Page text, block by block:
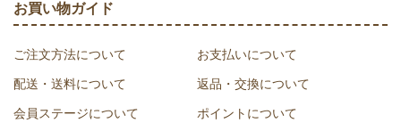
お買い物ガイド
ご注文方法について お支払いについて
配送・送料について 返品・交換について
会員ステージについて ポイントについて